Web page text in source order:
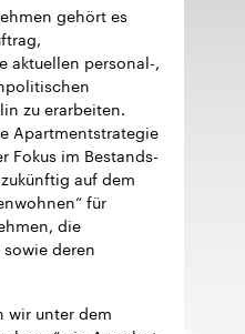
gehört es
aktuellen personal-,
zu erarbeiten.
Apartmentstrategie
Fokus im Bestands-
auf dem
für
die
deren
wir unter dem